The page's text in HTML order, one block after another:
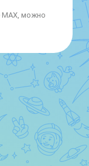
MAX, можно